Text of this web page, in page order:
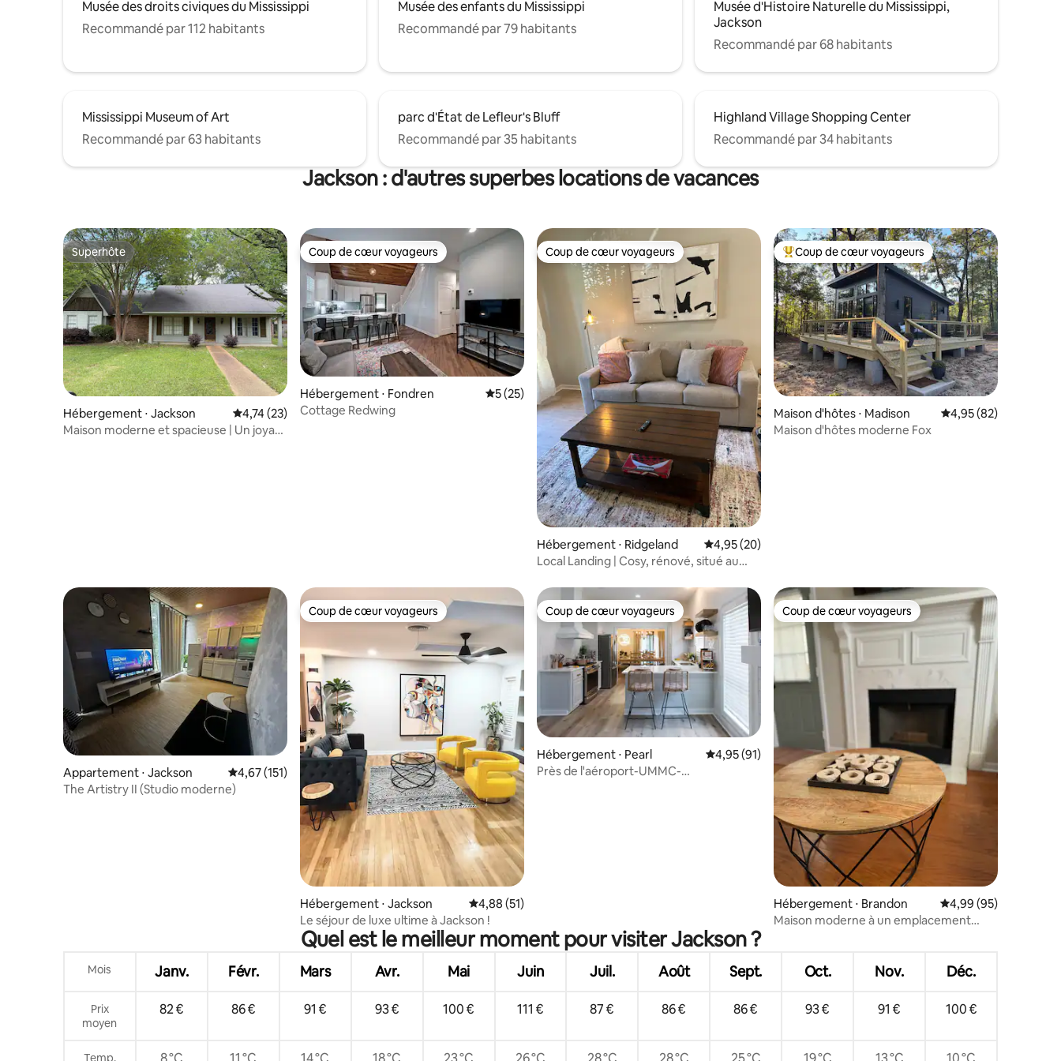
Musée des droits civiques du Mississippi
Recommandé par 112 habitants
Musée des enfants du Mississippi
Recommandé par 79 habitants
Musée d'Histoire Naturelle du Mississippi,
Jackson
Recommandé par 68 habitants
Mississippi Museum of Art
Recommandé par 63 habitants
parc d'État de Lefleur's Bluff
Recommandé par 35 habitants
Highland Village Shopping Center
Recommandé par 34 habitants
Jackson : d'autres superbes locations de vacances
Superhôte
Superhôte
Hébergement ⋅ Jackson Évaluation moyenne sur la base de 23 commentaires : 4,74 sur 5
4,74 (23)
Maison moderne et spacieuse | Un joyau
Coup de cœur voyageurs
Coup de cœur voyageurs
Hébergement ⋅ Fondren Évaluation moyenne sur la base de 25 commentaires : 5 sur 5
5 (25)
Cottage Redwing
Coup de cœur voyageurs
Coup de cœur voyageurs
Hébergement ⋅ Ridgeland Évaluation moyenne sur la base de 20 commentaires : 4,95 sur 5
4,95 (20)
Local Landing | Cosy, rénové, situé au
Coups de cœur voyageurs les plus appréciés
Coup de cœur voyageurs
Maison d'hôtes ⋅ Madison Évaluation moyenne
4,95 (82)
Maison d'hôtes moderne Fox
Appartement ⋅ Jackson Évaluation moyenne sur la base de 151 commentaires : 4,67 sur 5
4,67 (151)
The Artistry II (Studio moderne)
Coup de cœur voyageurs
Coup de cœur voyageurs
Hébergement ⋅ Jackson Évaluation moyenne sur la base de 51 commentaires : 4,88 sur 5
4,88 (51)
Le séjour de luxe ultime à Jackson !
Coup de cœur voyageurs
Coup de cœur voyageurs
Hébergement ⋅ Pearl Évaluation moyenne sur la base de 91 commentaires : 4,95 sur 5
4,95 (91)
Près de l'aéroport-UMMC-
Coup de cœur voyageurs
Coup de cœur voyageurs
Hébergement ⋅ Brandon Évaluation moyenne
4,99 (95)
Maison moderne à un emplacement
Quel est le meilleur moment pour visiter Jackson ?
Mois Janv. Févr. Mars Avr. Mai Juin Juil. Août Sept. Oct. Nov. Déc.
Prix
moyen
82 € 86 € 91 € 93 € 100 € 111 € 87 € 86 € 86 € 93 € 91 € 100 €
Temp.